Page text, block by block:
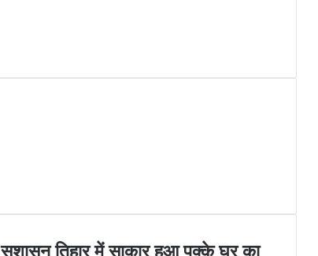
सुशासन तिहार में साकार हुआ पक्के घर का